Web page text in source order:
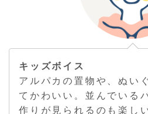
キッズボイス
アルパカの置物や、ぬい
てかわいい。並んでいる
作りが見られるのも楽し